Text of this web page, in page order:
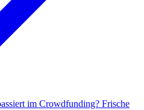
im Crowdfunding? Frische